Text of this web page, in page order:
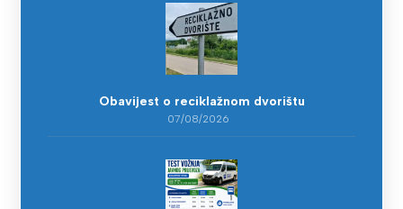
Obavijest o reciklažnom dvorištu
07/08/2026